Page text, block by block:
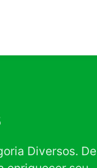
Diversos. De